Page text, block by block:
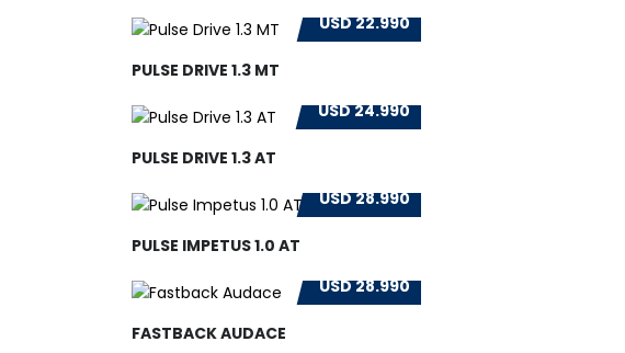
USD 22.990
PULSE DRIVE 1.3 MT
USD 24.990
PULSE DRIVE 1.3 AT
USD 28.990
PULSE IMPETUS 1.0 AT
USD 28.990
FASTBACK AUDACE